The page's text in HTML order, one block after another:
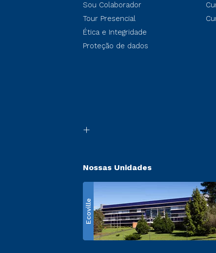
Sou Colaborador
Tour Presencial
Ética e Integridade
Proteção de dados
Nossas Unidades
Ecoville